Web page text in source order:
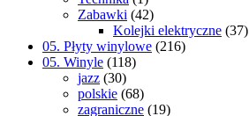
Zabawki (42)
Kolejki elektryczne (37)
05. Płyty winylowe (216)
05. Winyle (118)
jazz (30)
polskie (68)
zagraniczne (19)